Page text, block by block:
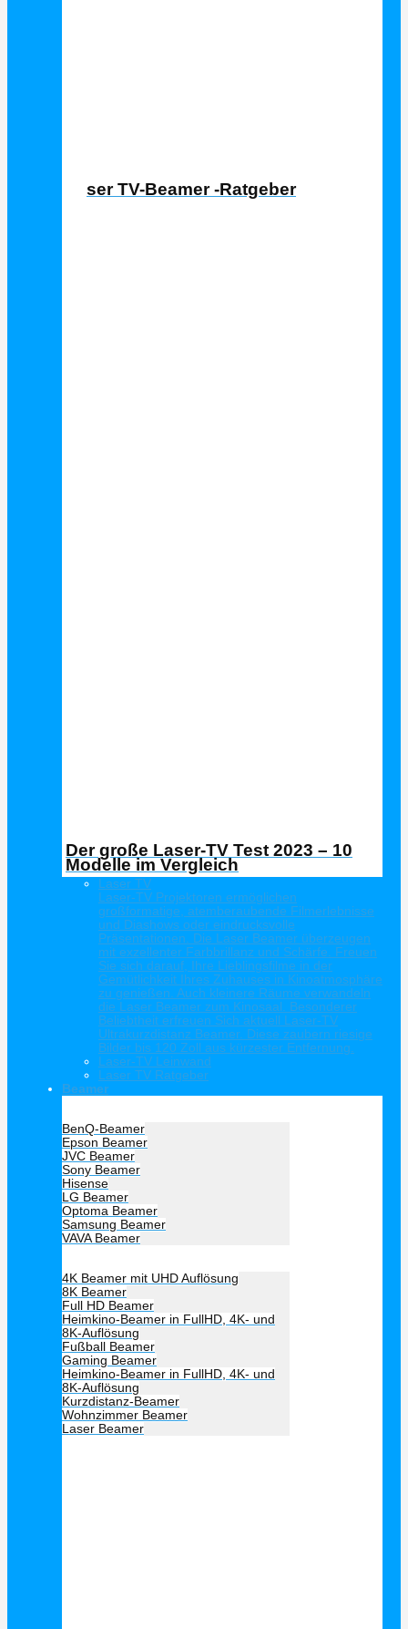
Laser TV-Beamer -Ratgeber
Der große Laser-TV Test 2023 – 10
Modelle im Vergleich
Laser TV
Laser-TV Projektoren ermöglichen
großformatige, atemberaubende Filmerlebnisse
und Diashows oder eindrucksvolle
Präsentationen. Die Laser Beamer überzeugen
mit exzellenter Farbbrillanz und Schärfe. Freuen
Sie sich darauf, Ihre Lieblingsfilme in der
Gemütlichkeit Ihres Zuhauses in Kinoatmosphäre
zu genießen. Auch kleinere Räume verwandeln
die Laser Beamer zum Kinosaal. Besonderer
Beliebtheit erfreuen Sich aktuell Laser-TV
Ultrakurzdistanz Beamer. Diese zaubern riesige
Bilder bis 120 Zoll aus kürzester Entfernung.
Laser-TV Leinwand
Laser TV Ratgeber
Beamer
BenQ-Beamer
Epson Beamer
JVC Beamer
Sony Beamer
Hisense
LG Beamer
Optoma Beamer
Samsung Beamer
VAVA Beamer
4K Beamer mit UHD Auflösung
8K Beamer
Full HD Beamer
Heimkino-Beamer in FullHD, 4K- und
8K-Auflösung
Fußball Beamer
Gaming Beamer
Heimkino-Beamer in FullHD, 4K- und
8K-Auflösung
Kurzdistanz-Beamer
Wohnzimmer Beamer
Laser Beamer